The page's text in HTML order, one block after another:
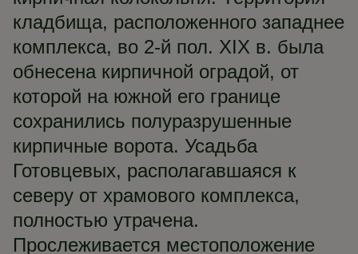
кладбища, расположенного западнее
комплекса, во 2-й пол. XIX в. была
обнесена кирпичной оградой, от
которой на южной его границе
сохранились полуразрушенные
кирпичные ворота. Усадьба
Готовцевых, располагавшаяся к
северу от храмового комплекса,
полностью утрачена.
Прослеживается местоположение